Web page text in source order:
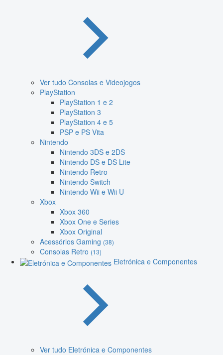
Ver tudo Consolas e Videojogos
PlayStation
PlayStation 1 e 2
PlayStation 3
PlayStation 4 e 5
PSP e PS Vita
Nintendo
Nintendo 3DS e 2DS
Nintendo DS e DS Lite
Nintendo Retro
Nintendo Switch
Nintendo Wii e Wii U
Xbox
Xbox 360
Xbox One e Series
Xbox Original
Acessórios Gaming (38)
Consolas Retro (13)
Eletrónica e Componentes
Ver tudo Eletrónica e Componentes